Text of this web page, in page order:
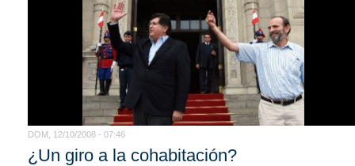
DOM, 12/10/2008 - 07:46
¿Un giro a la cohabitación?